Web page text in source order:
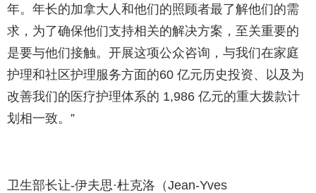
年。年长的加拿大人和他们的照顾者最了解他们的需
求，为了确保他们支持相关的解决方案，至关重要的
是要与他们接触。开展这项公众咨询，与我们在家庭
护理和社区护理服务方面的60 亿元历史投资、以及为
改善我们的医疗护理体系的 1,986 亿元的重大拨款计
划相一致。”
卫生部长让-伊夫思·杜克洛（Jean-Yves